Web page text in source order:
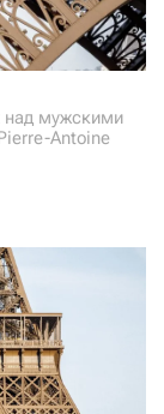
мужскими
Antoine